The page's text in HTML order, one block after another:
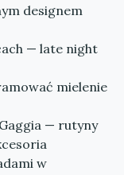
designem
— late night
mielenie
— rutyny
w